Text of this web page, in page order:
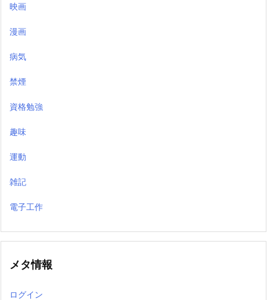
映画
漫画
病気
禁煙
資格勉強
趣味
運動
雑記
電子工作
メタ情報
ログイン